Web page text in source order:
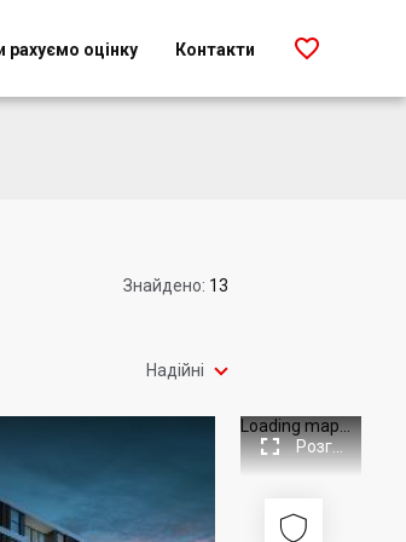
рахуємо оцінку Контакти 
Знайдено: 13
Надійні 
Loading map...
 Розгорнути

